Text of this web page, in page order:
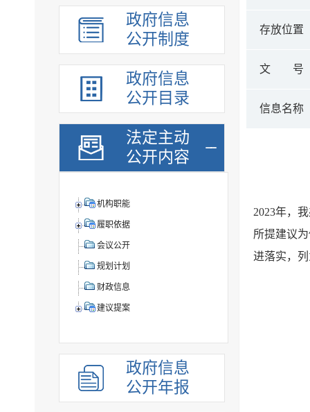
政府信息
公开制度
政府信息
公开目录
法定主动
公开内容
机构职能
履职依据
会议公开
规划计划
财政信息
建议提案
政府信息
公开年报
存放位置
文 号
信息名称
2023年，
所提建议
进落实，